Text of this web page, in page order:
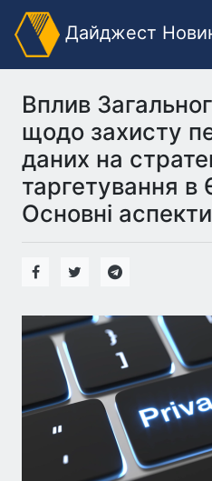
Дайджест
Вплив
щодо захисту
даних на
таргетування в
Основні